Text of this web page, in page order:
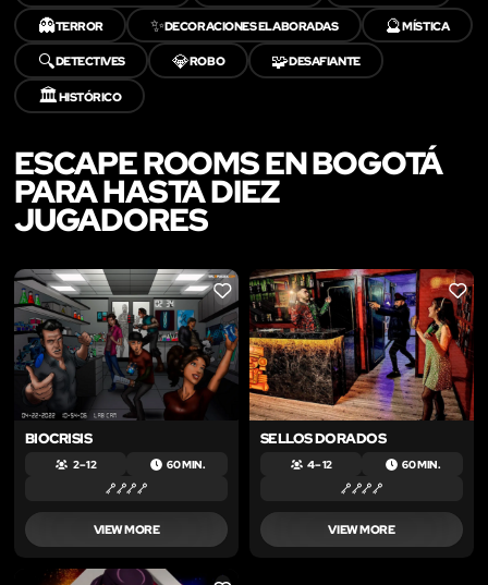
👻TERROR ✨DECORACIONES ELABORADAS 🔮MÍSTICA
🔍DETECTIVES 💎ROBO 🧩DESAFIANTE
🏛️HISTÓRICO
ESCAPE ROOMS EN BOGOTÁ
PARA HASTA DIEZ
JUGADORES
LIKE
BIOCRISIS
2 – 12 60 MIN.
VIEW MORE
LIKE
SELLOS DORADOS
4 – 12 60 MIN.
VIEW MORE